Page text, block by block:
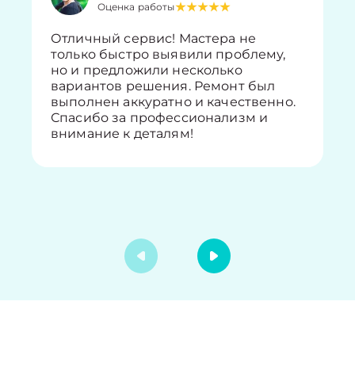
Оценка работы
Отличный сервис! Мастера не
только быстро выявили проблему,
но и предложили несколько
вариантов решения. Ремонт был
выполнен аккуратно и качественно.
Спасибо за профессионализм и
внимание к деталям!